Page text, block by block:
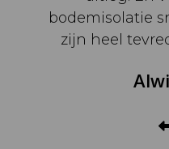
bodemisolatie
zijn heel